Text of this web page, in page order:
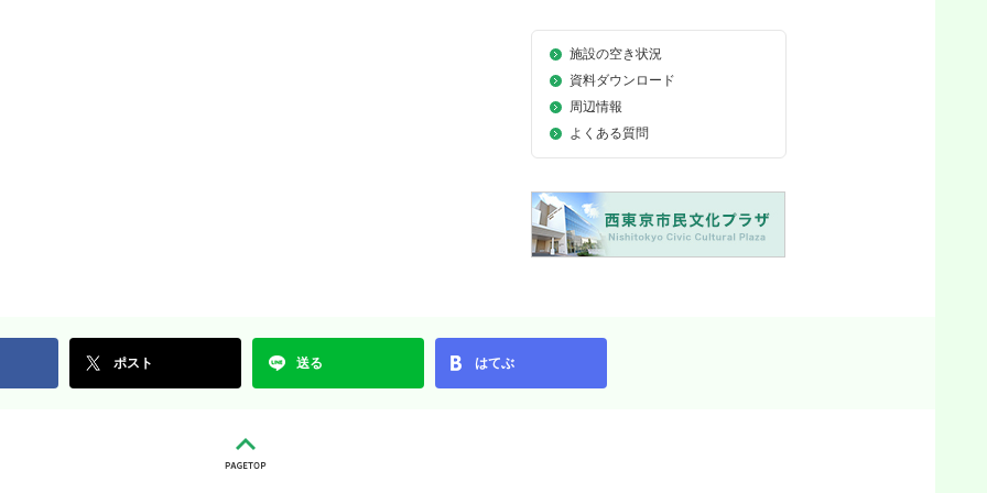
施設の空き状況
資料ダウンロード
周辺情報
よくある質問
ポスト 送る はてぶ